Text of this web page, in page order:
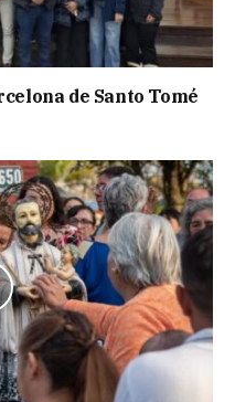
de Santo Tomé